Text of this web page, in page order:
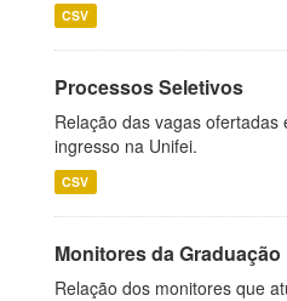
CSV
Processos Seletivos
Relação das vagas
ingresso na Unifei.
CSV
Monitores da Graduação
Relação dos monitores que